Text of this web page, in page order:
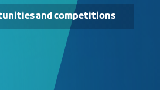
and competitions